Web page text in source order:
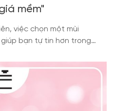
mềm"
việc chọn một mùi
bạn tự tin hơn trong
hạn chế, nhiều bạn lo ngại
đắt đỏ. Đừng lo, […]